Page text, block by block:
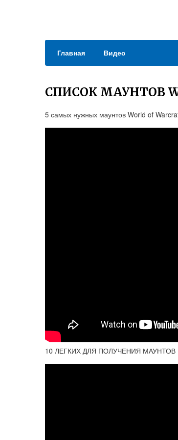
Главная Видео
СПИСОК МАУНТОВ
5 самых нужных маунтов World of
10 ЛЕГКИХ ДЛЯ ПОЛУЧЕНИЯ МАУНТОВ